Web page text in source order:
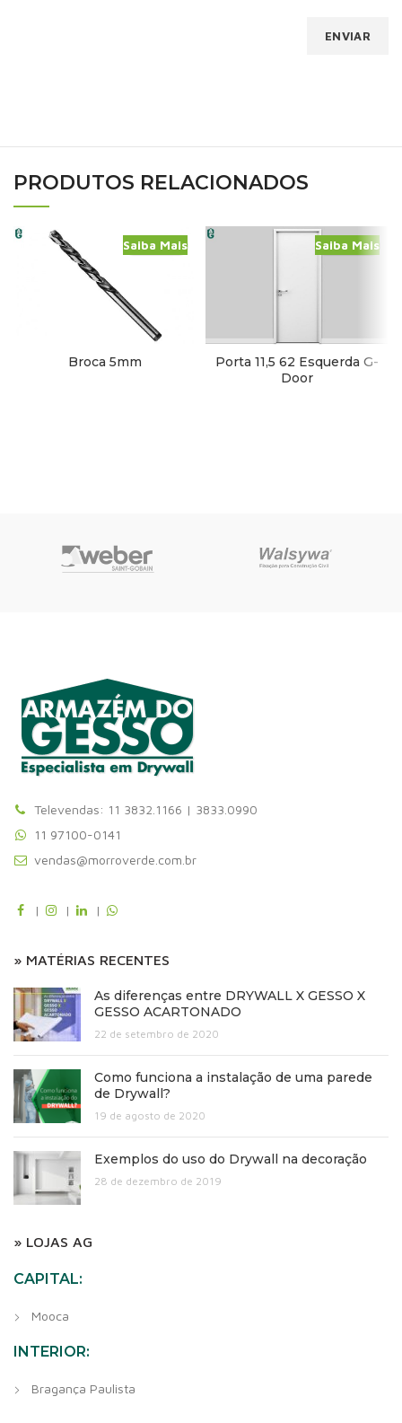
PRODUTOS RELACIONADOS
Broca 5mm
Saiba Mais
Porta 11,5 62 Esquerda G-
Door
Saiba Mais
Televendas: 11 3832.1166 | 3833.0990
11 97100-0141
vendas@morroverde.com.br
| | |
» MATÉRIAS RECENTES
As diferenças entre DRYWALL X GESSO X
GESSO ACARTONADO
22 de setembro de 2020
Como funciona a instalação de uma parede
de Drywall?
19 de agosto de 2020
Exemplos do uso do Drywall na decoração
28 de dezembro de 2019
» LOJAS AG
CAPITAL:
Mooca
INTERIOR:
Bragança Paulista